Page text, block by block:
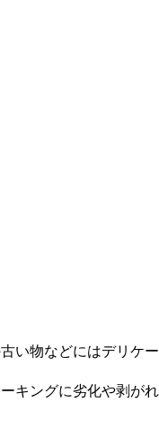
い物などにはデリケー
キングに劣化や剥がれ